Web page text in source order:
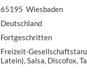
65195 Wiesbaden
Deutschland
Fortgeschritten
Freizeit-
Latein), Salsa, Discofox,